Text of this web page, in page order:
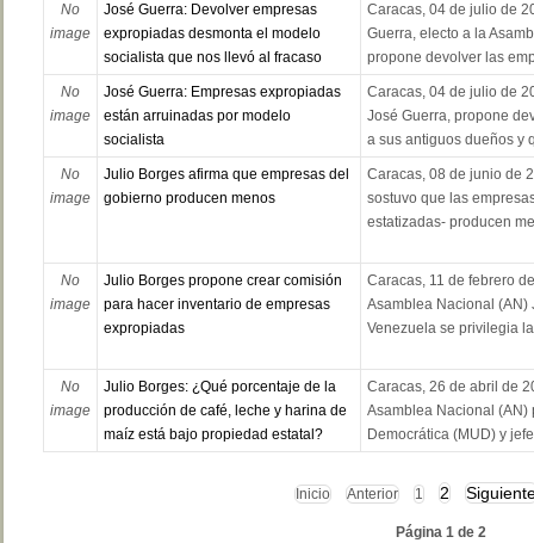
No
image
José Guerra: Devolver empresas
expropiadas desmonta el modelo
socialista que nos llevó al fracaso
Caracas, 04 de julio de
Guerra, electo a la
propone devolver las
No
image
José Guerra: Empresas expropiadas
están arruinadas por modelo
socialista
Caracas, 04 de julio de
José Guerra, propone
a sus antiguos dueños y
No
image
Julio Borges afirma que empresas del
gobierno producen menos
Caracas, 08 de junio de
sostuvo que las
estatizadas- producen
No
image
Julio Borges propone crear comisión
para hacer inventario de empresas
expropiadas
Caracas, 11 de febrero
Asamblea Nacional (AN)
Venezuela se privilegia
No
image
Julio Borges: ¿Qué porcentaje de la
producción de café, leche y harina de
maíz está bajo propiedad estatal?
Caracas, 26 de abril de
Asamblea Nacional (AN)
Democrática (MUD) y
Inicio Anterior 1 2
Página 1 de 2